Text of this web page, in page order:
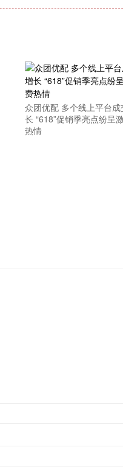
众团优配 多个线上平台
长 “618”促销季亮点纷呈
热情
-34.08 -0.24%